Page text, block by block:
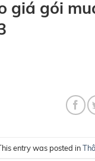
giá gói
entry was posted in